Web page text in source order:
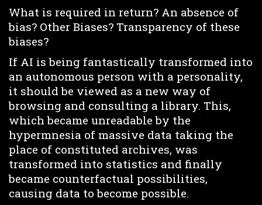
What is required in return? An absence of
bias? Other Biases? Transparency of these
biases?
If AI is being fantastically transformed into
an autonomous person with a personality,
it should be viewed as a new way of
browsing and consulting a library. This,
which became unreadable by the
hypermnesia of massive data taking the
place of constituted archives, was
transformed into statistics and finally
became counterfactual possibilities,
causing data to become possible.